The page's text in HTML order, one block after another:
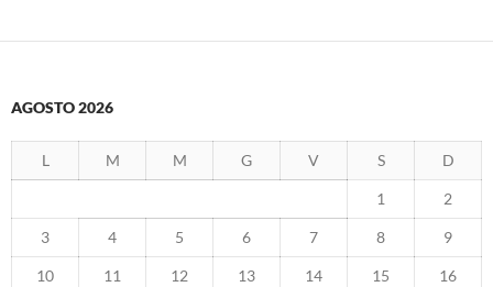
AGOSTO 2026
L M M G V S D
1 2
3 4 5 6 7 8 9
10 11 12 13 14 15 16